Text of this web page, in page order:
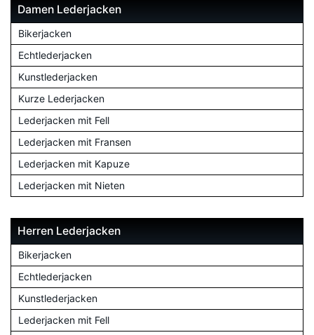
Damen Lederjacken
Bikerjacken
Echtlederjacken
Kunstlederjacken
Kurze Lederjacken
Lederjacken mit Fell
Lederjacken mit Fransen
Lederjacken mit Kapuze
Lederjacken mit Nieten
Herren Lederjacken
Bikerjacken
Echtlederjacken
Kunstlederjacken
Lederjacken mit Fell